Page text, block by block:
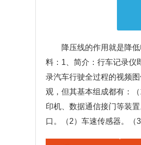
降压线的作用就是降
料：1、简介：行车记录仪
录汽车行驶全过程的视频
观，但其基本组成都有：
印机、数据通信接门等装
口。（2）车速传感器。（